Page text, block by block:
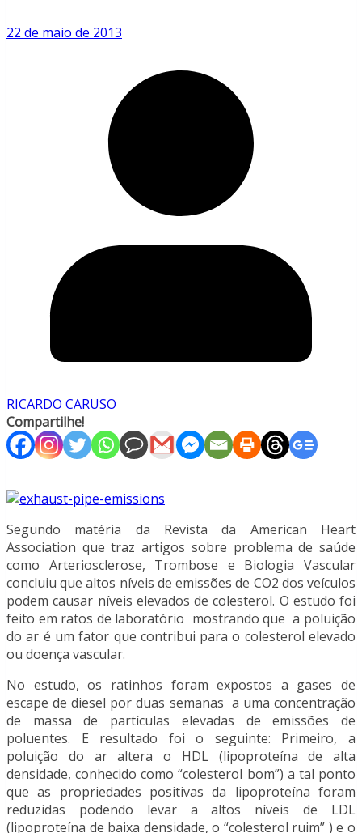
22 de maio de 2013
RICARDO CARUSO
Compartilhe!
Segundo matéria da Revista da American Heart
Association que traz artigos sobre problema de saúde
como Arteriosclerose, Trombose e Biologia Vascular
concluiu que altos níveis de emissões de CO2 dos veículos
podem causar níveis elevados de colesterol. O estudo foi
feito em ratos de laboratório mostrando que a poluição
do ar é um fator que contribui para o colesterol elevado
ou doença vascular.
No estudo, os ratinhos foram expostos a gases de
escape de diesel por duas semanas a uma concentração
de massa de partículas elevadas de emissões de
poluentes. E resultado foi o seguinte: Primeiro, a
poluição do ar altera o HDL (lipoproteína de alta
densidade, conhecido como “colesterol bom”) a tal ponto
que as propriedades positivas da lipoproteína foram
reduzidas podendo levar a altos níveis de LDL
(lipoproteína de baixa densidade, o “colesterol ruim” ) e o